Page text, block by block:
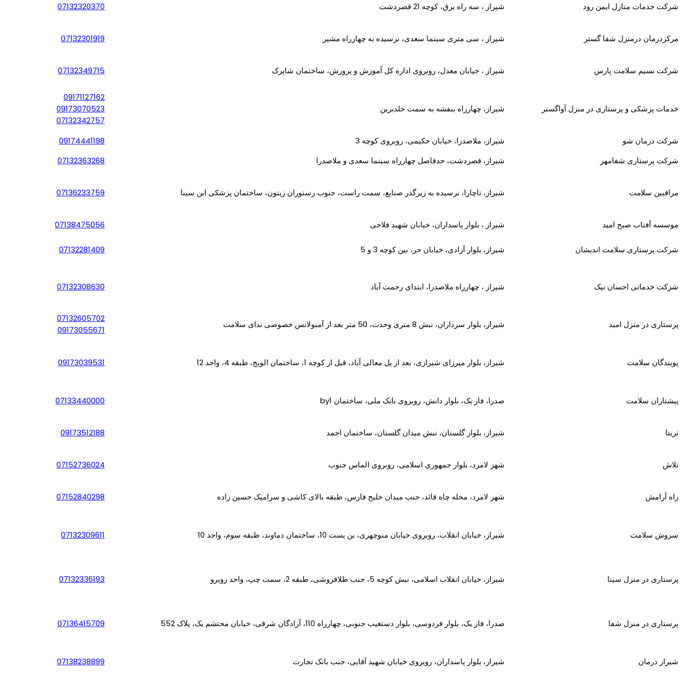
شرکت خدمات منازل ایمن رود شیراز ، سه راه برق، کوچه 21 قصردشت 07132320370
مرکزدرمان درمنزل شفا گستر شیراز ، سی متری سینما سعدی، نرسیده به چهارراه مشیر 07132301919
شرکت نسیم سلامت پارس شیراز ، خیابان معدل، روبروی اداره کل آموزش و پرورش، ساختمان شاپرک 07132349715
خدمات پزشکی و پرستاری در منزل آواگستر شیراز، چهارراه بنفشه به سمت خلدبرین
09171127162
09173070523
07132342757
شرکت درمان شو
شیراز، ملاصدرا، خیابان حکیمی، روبروی کوچه 3
09174441198
شرکت پرستاری شفامهر
شیراز، قصردشت، حدفاصل چهارراه سینما سعدی و ملاصدرا 07132363268
مراقبین سلامت شیراز، تاچارا، نرسیده به زیرگذر صنایع، سمت راست، جنوب رستوران زیتون، ساختمان پزشکی ابن سینا 07136233759
موسسه آفتاب صبح امید شیراز ، بلوار پاسداران، خیابان شهید فلاحی 07138475056
شرکت پرستاری سلامت اندیشان شیراز، بلوار آزادی، خیابان حر، بین کوچه 3 و 5 07132281409
شرکت خدماتی احسان نیک شیراز ، چهارراه ملاصدرا، ابتدای رحمت آباد 07132308630
پرستاری در منزل امید شیراز، بلوار سرداران، نبش 8 متری وحدت، 50 متر بعد از آمبولانس خصوصی ندای سلامت
07132605702
09173055671
پویندگان سلامت شیراز، بلوار میرزای شیرازی، بعد از پل معالی آباد، قبل از کوچه 1، ساختمان الویج، طبقه 4، واحد 12 09173039531
پیشتازان سلامت صدرا، فاز یک، بلوار دانش، روبروی بانک ملی، ساختمان by1 07133440000
تریتا شیراز، بلوار گلستان، نبش میدان گلستان، ساختمان احمد 09173512188
تلاش شهر لامرد، بلوار جمهوری اسلامی، روبروی الماس جنوب 07152736024
راه آرامش شهر لامرد، محله چاه قائد، جنب میدان خلیج فارس، طبقه بالای کاشی و سرامیک حسین زاده 07152840298
سروش سلامت شیراز، خیابان انقلاب، روبروی خیابان منوچهری، بن بست 10، ساختمان دماوند، طبقه سوم، واحد 10 07132309611
پرستاری در منزل سینا شیراز، خیابان انقلاب اسلامی، نبش کوچه 5، جنب طلافروشی، طبقه 2، سمت چپ، واحد روبرو 07132336193
پرستاری در منزل شفا صدرا، فاز یک، بلوار فردوسی، بلوار دستغیب جنوبی، چهارراه 110، آزادگان شرقی، خیابان محتشم یک، پلاک 552 07136415709
شیراز درمان شیراز، بلوار پاسداران، روبروی خیابان شهید آقایی، جنب بانک تجارت 07138238899